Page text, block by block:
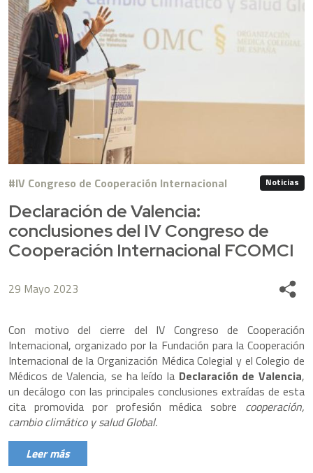
IV Congreso de Cooperación Internacional Noticias
Declaración de Valencia:
conclusiones del IV Congreso de
Cooperación Internacional FCOMCI
29 Mayo 2023 Share
Con motivo del cierre del IV Congreso de Cooperación
Internacional, organizado por la Fundación para la Cooperación
Internacional de la Organización Médica Colegial y el Colegio de
Médicos de Valencia, se ha leído la Declaración de Valencia,
un decálogo con las principales conclusiones extraídas de esta
cita promovida por profesión médica sobre cooperación,
cambio climático y salud Global.
Leer más